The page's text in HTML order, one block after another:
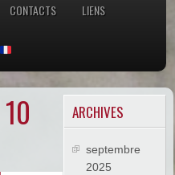
CONTACTS LIENS
ARCHIVES
septembre
2025